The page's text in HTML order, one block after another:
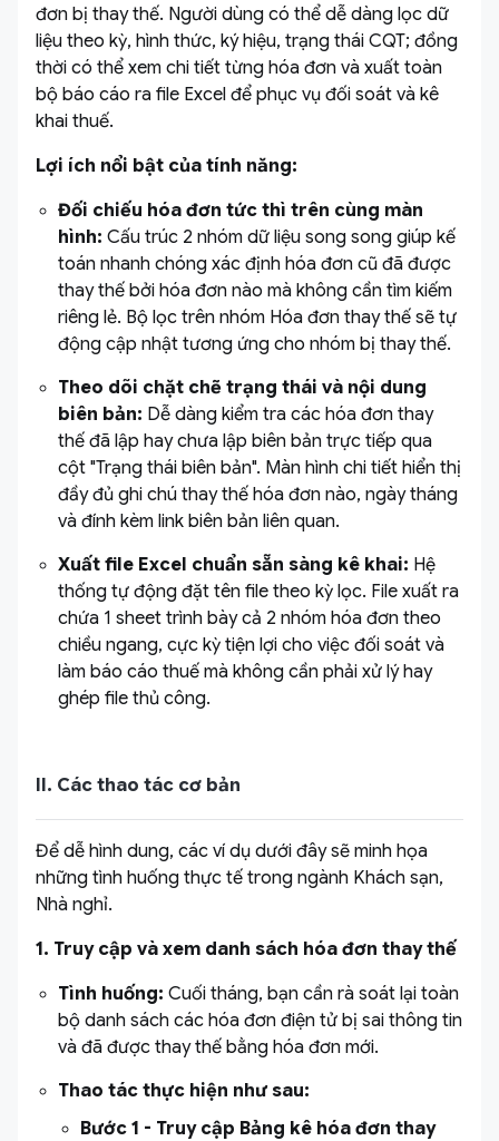
đơn bị thay thế. Người dùng có thể dễ dàng lọc dữ
liệu theo kỳ, hình thức, ký hiệu, trạng thái CQT; đồng
thời có thể xem chi tiết từng hóa đơn và xuất toàn
bộ báo cáo ra file Excel để phục vụ đối soát và kê
khai thuế.
Lợi ích nổi bật của tính năng:
Đối chiếu hóa đơn tức thì trên cùng màn
hình: Cấu trúc 2 nhóm dữ liệu song song giúp kế
toán nhanh chóng xác định hóa đơn cũ đã được
thay thế bởi hóa đơn nào mà không cần tìm kiếm
riêng lẻ. Bộ lọc trên nhóm Hóa đơn thay thế sẽ tự
động cập nhật tương ứng cho nhóm bị thay thế.
Theo dõi chặt chẽ trạng thái và nội dung
biên bản: Dễ dàng kiểm tra các hóa đơn thay
thế đã lập hay chưa lập biên bản trực tiếp qua
cột "Trạng thái biên bản". Màn hình chi tiết hiển thị
đầy đủ ghi chú thay thế hóa đơn nào, ngày tháng
và đính kèm link biên bản liên quan.
Xuất file Excel chuẩn sẵn sàng kê khai: Hệ
thống tự động đặt tên file theo kỳ lọc. File xuất ra
chứa 1 sheet trình bày cả 2 nhóm hóa đơn theo
chiều ngang, cực kỳ tiện lợi cho việc đối soát và
làm báo cáo thuế mà không cần phải xử lý hay
ghép file thủ công.
II. Các thao tác cơ bản
Để dễ hình dung, các ví dụ dưới đây sẽ minh họa
những tình huống thực tế trong ngành Khách sạn,
Nhà nghỉ.
1. Truy cập và xem danh sách hóa đơn thay thế
Tình huống: Cuối tháng, bạn cần rà soát lại toàn
bộ danh sách các hóa đơn điện tử bị sai thông tin
và đã được thay thế bằng hóa đơn mới.
Thao tác thực hiện như sau:
Bước 1 - Truy cập Bảng kê hóa đơn thay